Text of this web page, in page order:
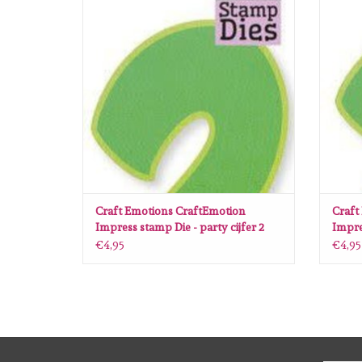
Voor het exact bedrukken en/of embossen en
stansen van papier
TOEVOEGEN AAN WINKELWAGEN
Craft Emotions CraftEmotion
Impress stamp Die - party cijfer 2
Card 5x10cm - 8 cm
€4,95
Voor
Craft
Card
€4,95